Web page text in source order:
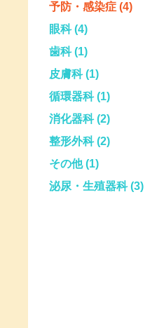
予防・感染症 (4)
眼科 (4)
歯科 (1)
皮膚科 (1)
循環器科 (1)
消化器科 (2)
整形外科 (2)
その他 (1)
泌尿・生殖器科 (3)